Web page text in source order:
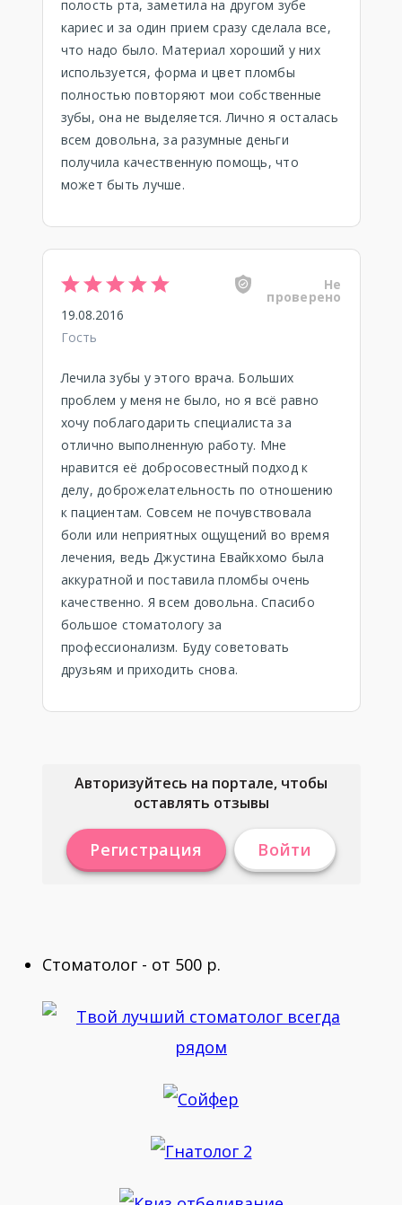
полость рта, заметила на другом зубе
кариес и за один прием сразу сделала все,
что надо было. Материал хороший у них
используется, форма и цвет пломбы
полностью повторяют мои собственные
зубы, она не выделяется. Лично я осталась
всем довольна, за разумные деньги
получила качественную помощь, что
может быть лучше.
Не
проверено
19.08.2016
Гость
Лечила зубы у этого врача. Больших
проблем у меня не было, но я всё равно
хочу поблагодарить специалиста за
отлично выполненную работу. Мне
нравится её добросовестный подход к
делу, доброжелательность по отношению
к пациентам. Совсем не почувствовала
боли или неприятных ощущений во время
лечения, ведь Джустина Евайкхомо была
аккуратной и поставила пломбы очень
качественно. Я всем довольна. Спасибо
большое стоматологу за
профессионализм. Буду советовать
друзьям и приходить снова.
Авторизуйтесь на портале, чтобы
оставлять отзывы
Регистрация Войти
Стоматолог - от 500 р.